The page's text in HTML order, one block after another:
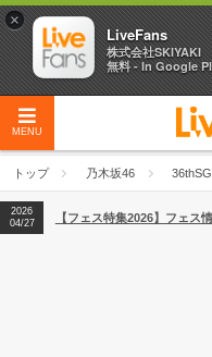
MENU
トップ 乃木坂46
04/27
【フェス特集2026】フェス
2026
07/28
2026
【フェス特集2026】フェス
2026
07/28
【ライブ動員ランキング】
×
LiveFans
株式会社SKIYAKI
無料 - In Google